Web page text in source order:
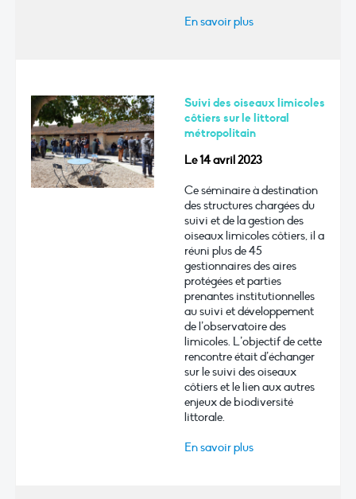
En savoir plus
Suivi des oiseaux limicoles
côtiers sur le littoral
métropolitain
Le 14 avril 2023
Ce séminaire à destination
des structures chargées du
suivi et de la gestion des
oiseaux limicoles côtiers, il a
réuni plus de 45
gestionnaires des aires
protégées et parties
prenantes institutionnelles
au suivi et développement
de l’observatoire des
limicoles. L’objectif de cette
rencontre était d’échanger
sur le suivi des oiseaux
côtiers et le lien aux autres
enjeux de biodiversité
littorale.
En savoir plus